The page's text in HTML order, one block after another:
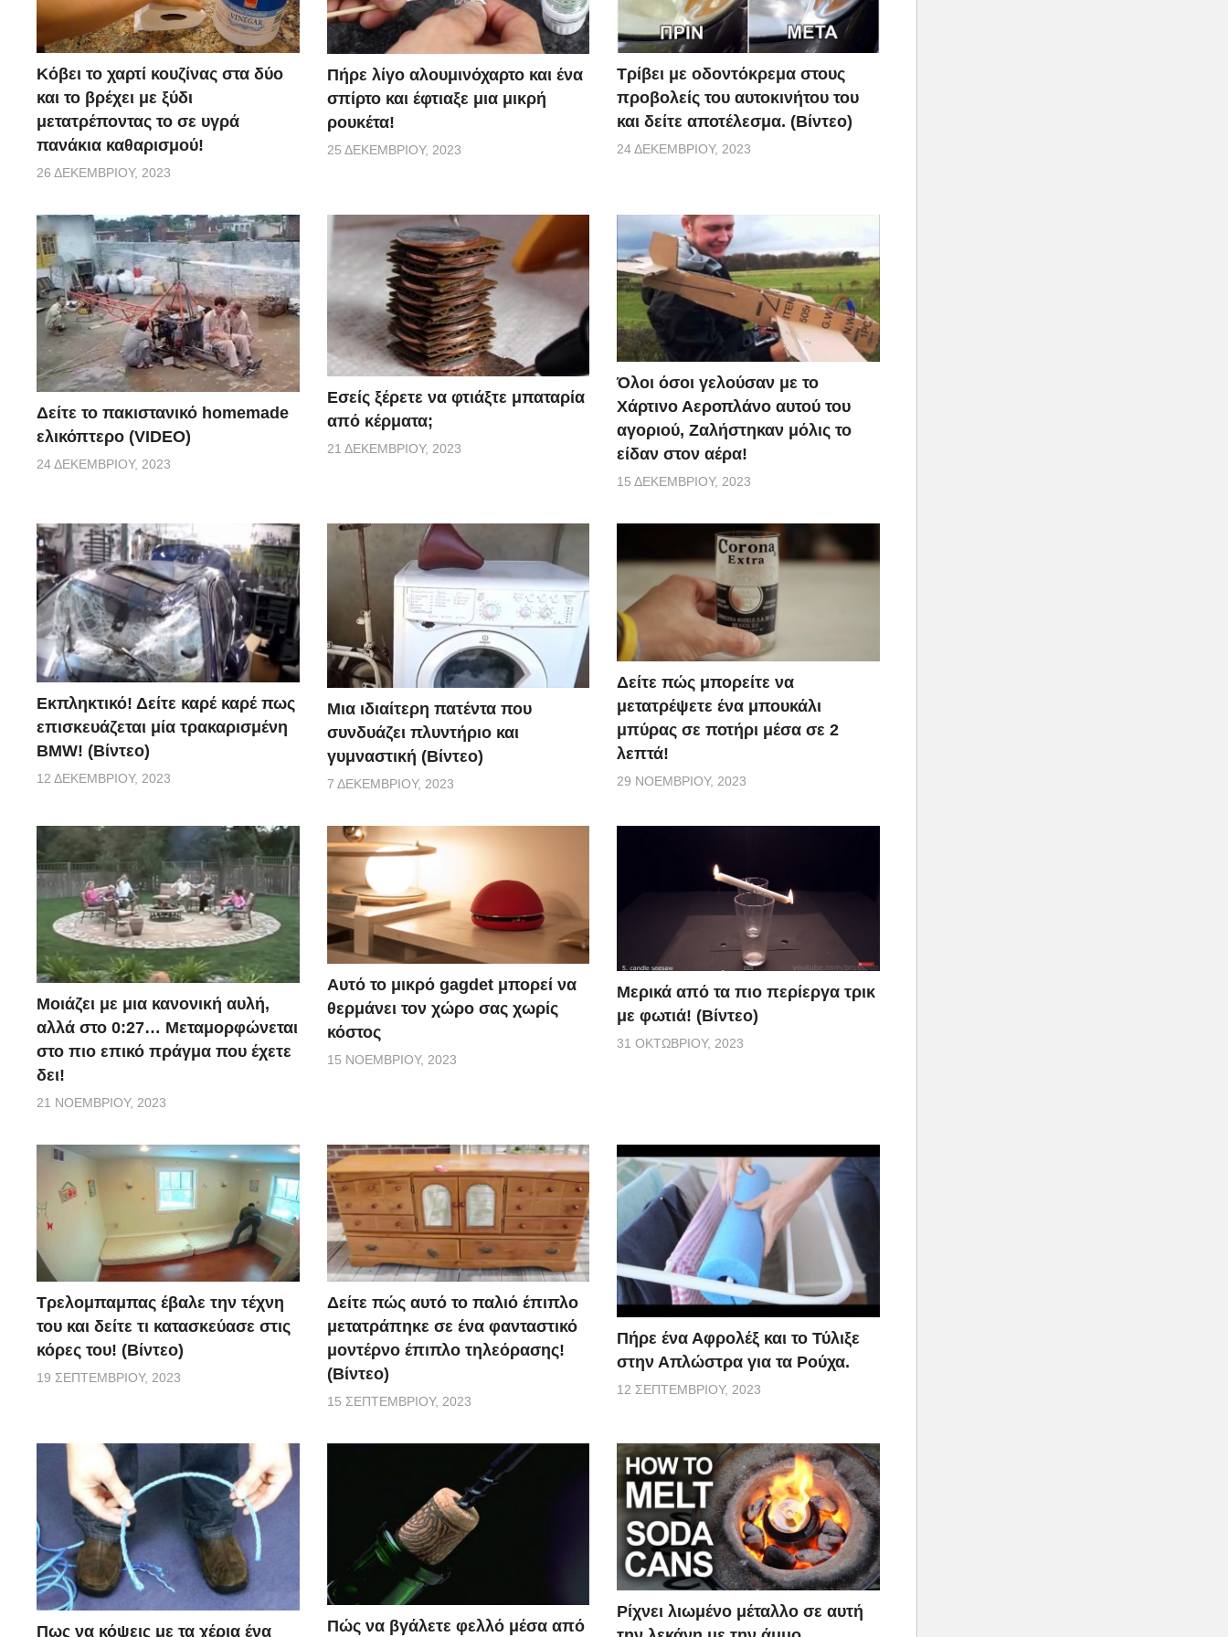
Κόβει το χαρτί κουζίνας στα δύο
και το βρέχει με ξύδι
μετατρέποντας το σε υγρά
πανάκια καθαρισμού!
26 ΔΕΚΕΜΒΡΊΟΥ, 2023
Πήρε λίγο αλουμινόχαρτο και ένα
σπίρτο και έφτιαξε μια μικρή
ρουκέτα!
25 ΔΕΚΕΜΒΡΊΟΥ, 2023
Τρίβει με οδοντόκρεμα στους
προβολείς του αυτοκινήτου του
και δείτε αποτέλεσμα. (Βίντεο)
24 ΔΕΚΕΜΒΡΊΟΥ, 2023
Δείτε το πακιστανικό homemade
ελικόπτερο (VIDEO)
24 ΔΕΚΕΜΒΡΊΟΥ, 2023
Εσείς ξέρετε να φτιάξτε μπαταρία
από κέρματα;
21 ΔΕΚΕΜΒΡΊΟΥ, 2023
Όλοι όσοι γελούσαν με το
Χάρτινο Αεροπλάνο αυτού του
αγοριού, Ζαλήστηκαν μόλις το
είδαν στον αέρα!
15 ΔΕΚΕΜΒΡΊΟΥ, 2023
Εκπληκτικό! Δείτε καρέ καρέ πως
επισκευάζεται μία τρακαρισμένη
BMW! (Βίντεο)
12 ΔΕΚΕΜΒΡΊΟΥ, 2023
Μια ιδιαίτερη πατέντα που
συνδυάζει πλυντήριο και
γυμναστική (Βίντεο)
7 ΔΕΚΕΜΒΡΊΟΥ, 2023
Δείτε πώς μπορείτε να
μετατρέψετε ένα μπουκάλι
μπύρας σε ποτήρι μέσα σε 2
λεπτά!
29 ΝΟΕΜΒΡΊΟΥ, 2023
Μοιάζει με μια κανονική αυλή,
αλλά στο 0:27… Μεταμορφώνεται
στο πιο επικό πράγμα που έχετε
δει!
21 ΝΟΕΜΒΡΊΟΥ, 2023
Αυτό το μικρό gagdet μπορεί να
θερμάνει τον χώρο σας χωρίς
κόστος
15 ΝΟΕΜΒΡΊΟΥ, 2023
Μερικά από τα πιο περίεργα τρικ
με φωτιά! (Βίντεο)
31 ΟΚΤΩΒΡΊΟΥ, 2023
Τρελομπαμπας έβαλε την τέχνη
του και δείτε τι κατασκεύασε στις
κόρες του! (Βίντεο)
19 ΣΕΠΤΕΜΒΡΊΟΥ, 2023
Δείτε πώς αυτό το παλιό έπιπλο
μετατράπηκε σε ένα φανταστικό
μοντέρνο έπιπλο τηλεόρασης!
(Βίντεο)
15 ΣΕΠΤΕΜΒΡΊΟΥ, 2023
Πήρε ένα Αφρολέξ και το Τύλιξε
στην Απλώστρα για τα Ρούχα.
12 ΣΕΠΤΕΜΒΡΊΟΥ, 2023
Πως να κόψεις με τα χέρια ένα Πώς να βγάλετε φελλό μέσα από
Ρίχνει λιωμένο μέταλλο σε αυτή